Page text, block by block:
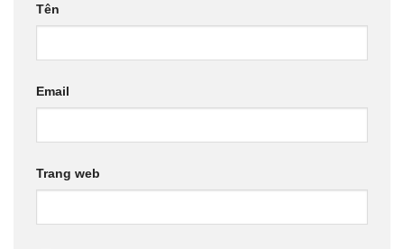
Tên
Email
Trang web